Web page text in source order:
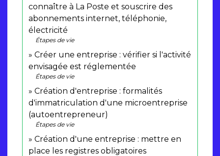
connaître à La Poste et souscrire des
abonnements internet, téléphonie,
électricité
Étapes de vie
Créer une entreprise : vérifier si l'activité
envisagée est réglementée
Étapes de vie
Création d'entreprise : formalités
d'immatriculation d'une microentreprise
(autoentrepreneur)
Étapes de vie
Création d'une entreprise : mettre en
place les registres obligatoires